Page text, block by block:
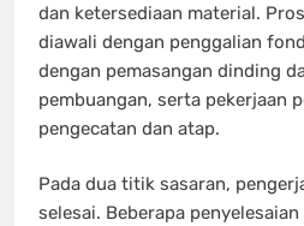
dan ketersediaan material.
diawali dengan penggalian
dengan pemasangan dinding
pembuangan, serta pekerjaan
pengecatan dan atap.
Pada dua titik sasaran,
selesai. Beberapa